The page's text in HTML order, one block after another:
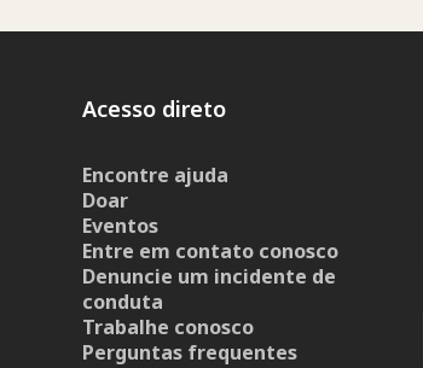
Acesso direto
Encontre ajuda
Doar
Eventos
Entre em contato conosco
Denuncie um incidente de
conduta
Trabalhe conosco
Perguntas frequentes